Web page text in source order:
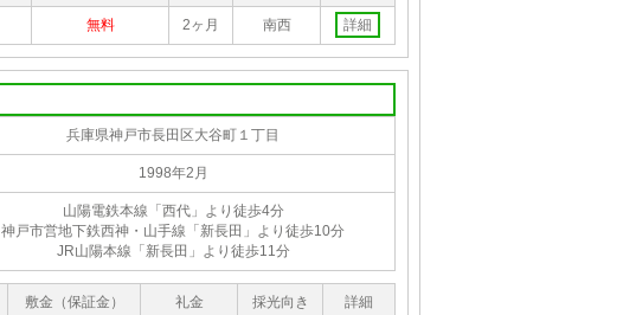
無料 2ヶ月 南西 詳細
兵庫県神戸市長田区大谷町１丁目
1998年2月
山陽電鉄本線「西代」より徒歩4分
神戸市営地下鉄西神・山手線「新長田」より徒歩10分
JR山陽本線「新長田」より徒歩11分
敷金（保証金） 礼金 採光向き 詳細